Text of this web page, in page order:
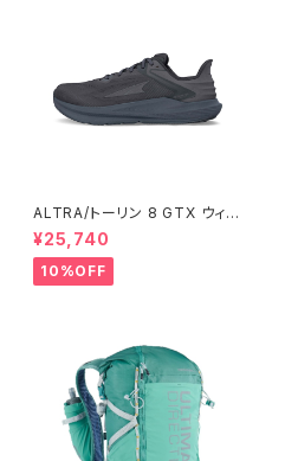
ALTRA/トーリン 8 GTX ウィメ
ンズ
¥25,740
10%OFF